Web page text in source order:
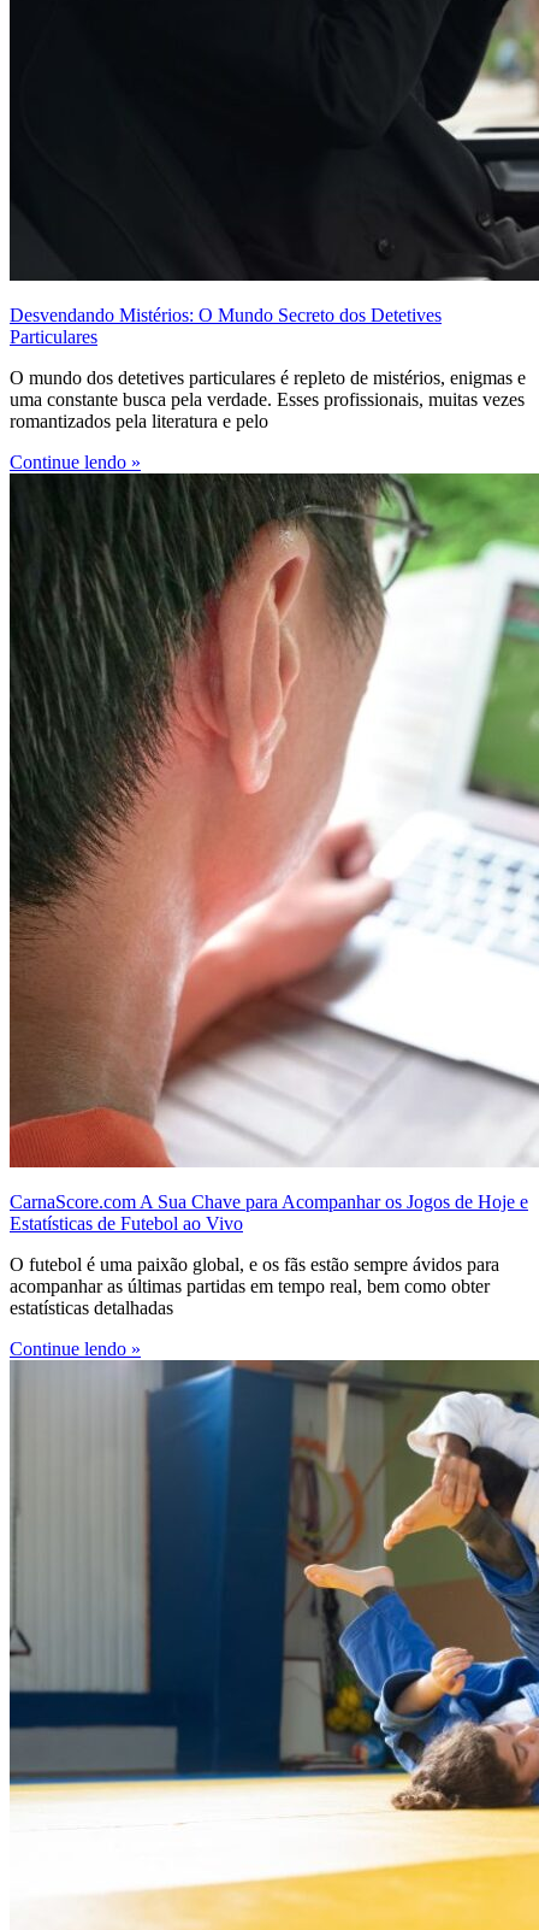
Desvendando Mistérios: O Mundo Secreto dos Detetives
Particulares
O mundo dos detetives particulares é repleto de mistérios, enigmas e
uma constante busca pela verdade. Esses profissionais, muitas vezes
romantizados pela literatura e pelo
Continue lendo »
CarnaScore.com A Sua Chave para Acompanhar os Jogos de Hoje e
Estatísticas de Futebol ao Vivo
O futebol é uma paixão global, e os fãs estão sempre ávidos para
acompanhar as últimas partidas em tempo real, bem como obter
estatísticas detalhadas
Continue lendo »